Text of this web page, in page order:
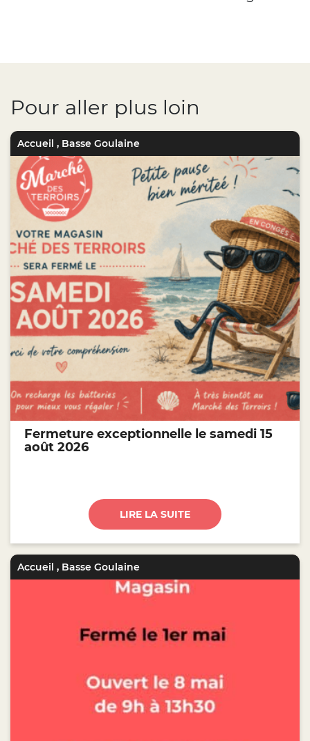
Pour aller plus loin
Accueil , Basse Goulaine
Fermeture exceptionnelle le samedi 15
août 2026
LIRE LA SUITE
Accueil , Basse Goulaine